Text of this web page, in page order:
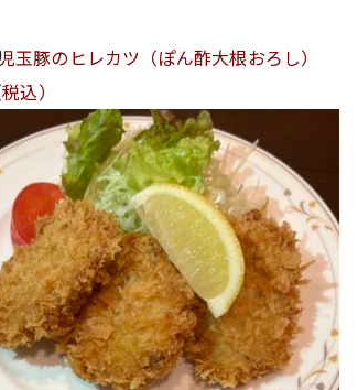
玉豚のヒレカツ（ぽん酢大根おろし）
込）